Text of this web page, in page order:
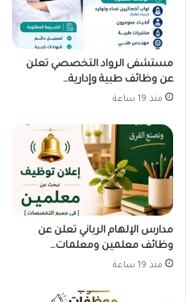
مستشفى الرواد التخصصي تعلن
عن وظائف طبية وإدارية…
منذ 19 ساعة
مدارس الإلهام الرباني تعلن عن
وظائف معلمين ومعلمات…
منذ 19 ساعة